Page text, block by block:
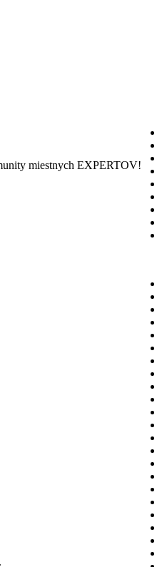
miestnych EXPERTOV!
.